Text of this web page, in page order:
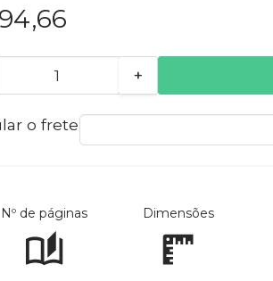
+
o frete
Nº de páginas Dimensões